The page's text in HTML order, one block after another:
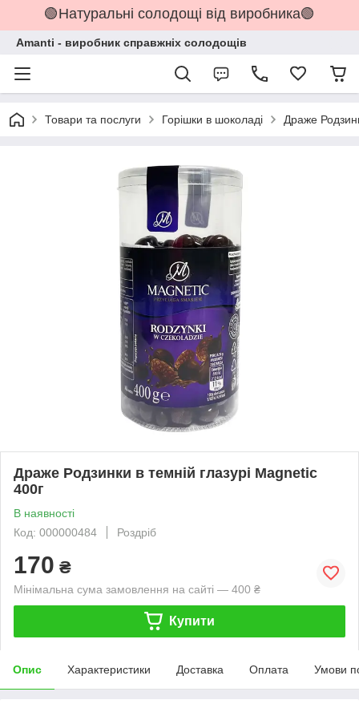
🟢Натуральні солодощі від виробника🟢
Amanti - виробник справжніх солодощів
Товари та послуги Горішки в шоколаді Драже
Драже Родзинки в темній глазурі Magnetic
400г
В наявності
Код: 000000484
Роздріб
170 ₴
Мінімальна сума замовлення на сайті — 400 ₴
Купити
Опис Характеристики Доставка Оплата Умови